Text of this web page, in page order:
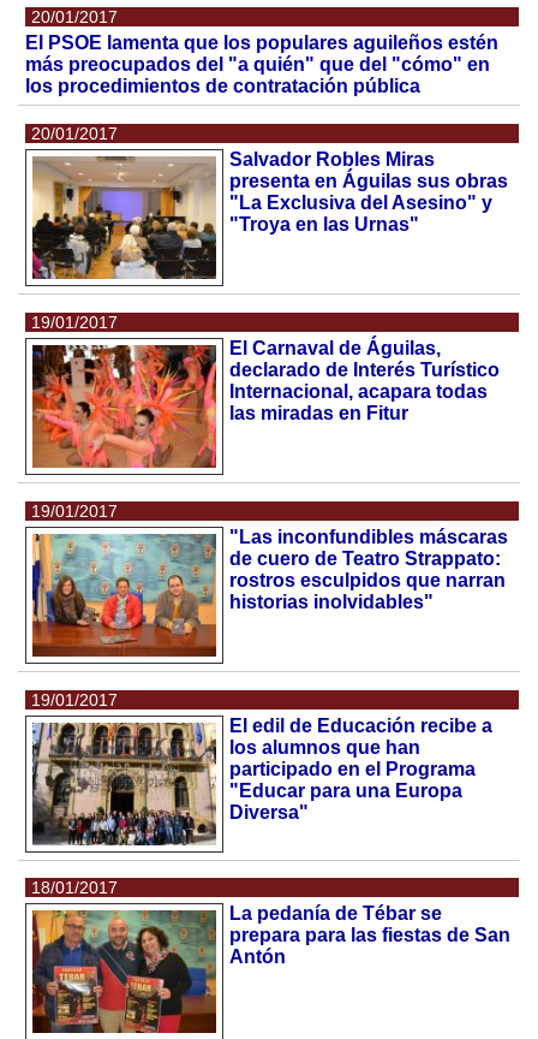
20/01/2017
El PSOE lamenta que los populares aguileños estén
más preocupados del "a quién" que del "cómo" en
los procedimientos de contratación pública
20/01/2017
Salvador Robles Miras
presenta en Águilas sus obras
"La Exclusiva del Asesino" y
"Troya en las Urnas"
19/01/2017
El Carnaval de Águilas,
declarado de Interés Turístico
Internacional, acapara todas
las miradas en Fitur
19/01/2017
"Las inconfundibles máscaras
de cuero de Teatro Strappato:
rostros esculpidos que narran
historias inolvidables"
19/01/2017
El edil de Educación recibe a
los alumnos que han
participado en el Programa
"Educar para una Europa
Diversa"
18/01/2017
La pedanía de Tébar se
prepara para las fiestas de San
Antón